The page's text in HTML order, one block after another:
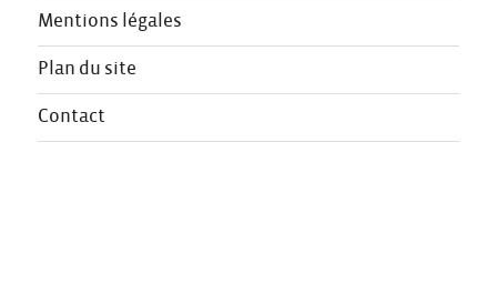
Mentions légales
Plan du site
Contact